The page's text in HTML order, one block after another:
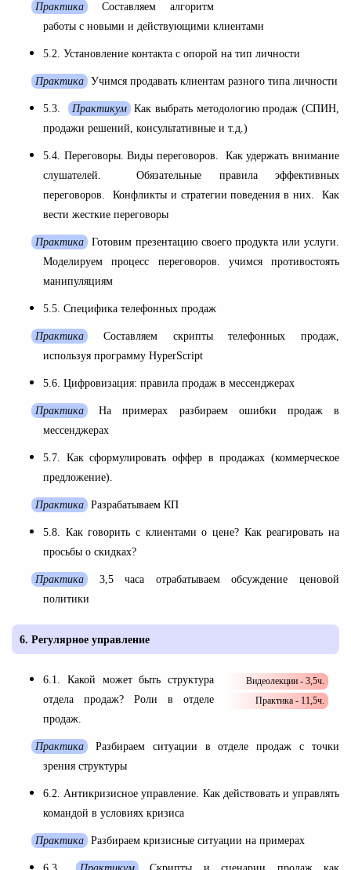
Практика
Составляем алгоритм
работы с новыми и действующими клиентами
5.2. Установление контакта с опорой на тип личности
Практика Учимся продавать клиентам разного типа личности
5.3. Практикум
Как выбрать методологию продаж (СПИН,
продажи решений, консультативные и т.д.)
5.4. Переговоры. Виды переговоров. Как удержать внимание
слушателей. Обязательные правила эффективных
переговоров. Конфликты и стратегии поведения в них. Как
вести жесткие переговоры
Практика
Готовим презентацию своего продукта или услуги.
Моделируем процесс переговоров. учимся противостоять
манипуляциям
5.5. Специфика телефонных продаж
Практика
Составляем скрипты телефонных продаж,
используя программу HyperScript
5.6. Цифровизация: правила продаж в мессенджерах
Практика
На примерах разбираем ошибки продаж в
мессенджерах
5.7. Как сформулировать оффер в продажах (коммерческое
предложение).
Практика Разрабатываем КП
5.8. Как говорить с клиентами о цене? Как реагировать на
просьбы о скидках?
Практика
3,5 часа отрабатываем обсуждение ценовой
политики
6. Регулярное управление
Видеолекции - 3,5ч.
Практика - 11,5ч.
6.1. Какой может быть структура
отдела продаж? Роли в отделе
продаж.
Практика
Разбираем ситуации в отделе продаж с точки
зрения структуры
6.2. Антикризисное управление. Как действовать и управлять
командой в условиях кризиса
Практика Разбираем кризисные ситуации на примерах